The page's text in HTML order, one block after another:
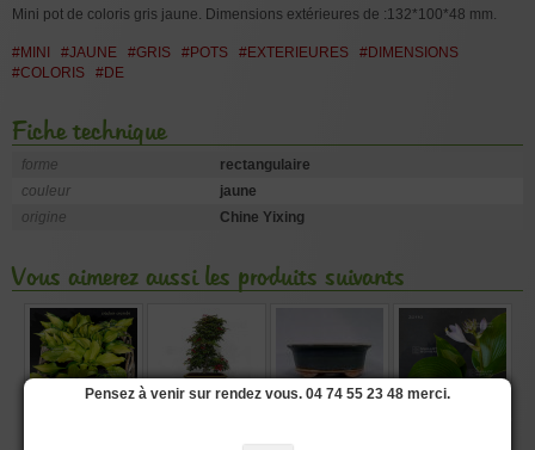
Mini pot de coloris gris jaune. Dimensions extérieures de :132*100*48 mm.
#MINI #JAUNE #GRIS #POTS #EXTERIEURES
#DIMENSIONS
#COLORIS
#DE
Fiche technique
forme
rectangulaire
couleur
jaune
origine
Chine Yixing
Vous aimerez aussi les produits suivants
HOSTA CRACKER
ACER PALMATUM
MINI POT OVALE
HOSTA ZORRO
Pensez à venir sur rendez vous. 04 74 55 23 48 merci.